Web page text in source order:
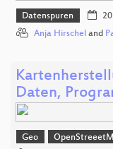
Datenspuren
Anja Hirschel and
Daten,
Geo